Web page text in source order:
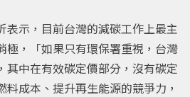
表示，目前台灣的減碳工作上最主
極，「如果只有環保署重視，台灣
其中在有效碳定價部分，沒有碳定
成本、提升再生能源的競爭力，